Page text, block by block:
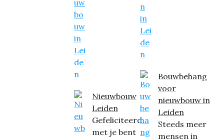
Nieuwbouw
Leiden
Gefeliciteerd
met je bent
Bouwbehang
voor
nieuwbouw in
Leiden
Steeds meer
mensen in